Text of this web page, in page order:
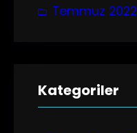
Temmuz 2022
Kategoriler